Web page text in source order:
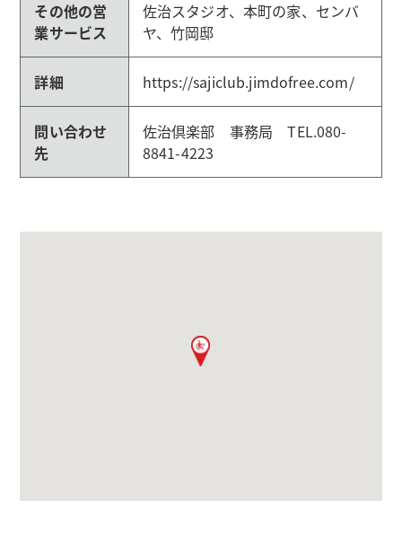
その他の営
業サービス
佐治スタジオ、本町の家、センバ
ヤ、竹岡邸
詳細 https://sajiclub.jimdofree.com/
問い合わせ
先
佐治倶楽部 事務局 TEL.080-
8841-4223